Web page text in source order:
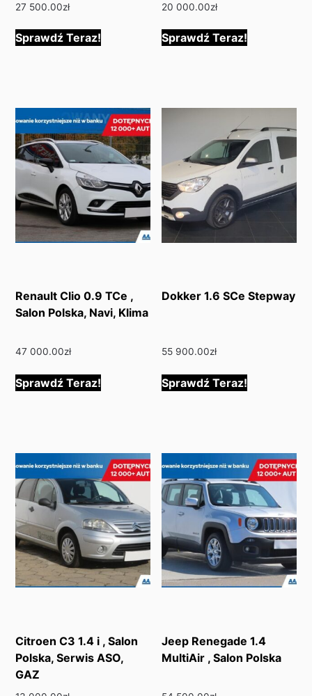
27 500.00zł
Sprawdź Teraz!
20 000.00zł
Sprawdź Teraz!
Renault Clio 0.9 TCe ,
Salon Polska, Navi, Klima
47 000.00zł
Sprawdź Teraz!
Dokker 1.6 SCe Stepway
55 900.00zł
Sprawdź Teraz!
Citroen C3 1.4 i , Salon
Polska, Serwis ASO,
GAZ
Jeep Renegade 1.4
MultiAir , Salon Polska